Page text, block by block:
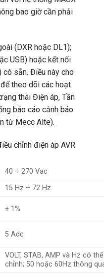
bao giờ cần phải
(DXR hoặc DL1);
USB) hoặc kết nối
có sẵn. Điều này cho
theo dõi các hoạt
thái Điện áp, Tần
báo cáo cảnh báo
từ Mecc Alte).
chỉnh điện áp AVR
40 ÷ 270 Vac
15 Hz ÷ 72 Hz
± 1%
5 Adc
VOLT, STAB, AMP và Hz có
chỉnh; 50 hoặc 60Hz thông